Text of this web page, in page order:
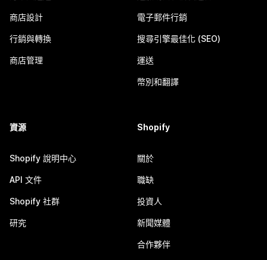
商店設計
行銷與轉換
商店管理
電子郵件行銷
搜尋引擎最佳化 (SEO)
運送
幣別和翻譯
資源
Shopify 說明中心
API 文件
Shopify 社群
研究
Shopify
關於
職缺
投資人
新聞媒體
合作夥伴